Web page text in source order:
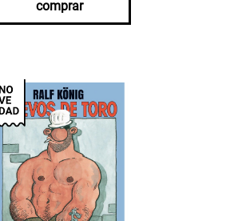
comprar